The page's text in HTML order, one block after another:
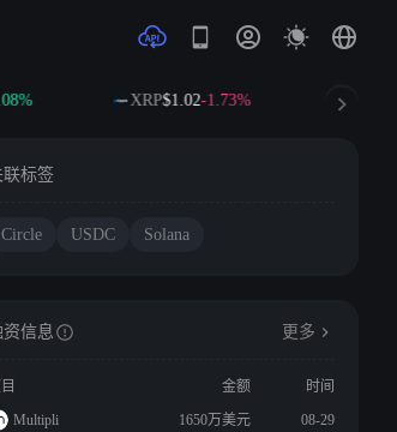
XRP$1.02-1.73%
联标签
Circle USDC Solana
资信息 更多
金额
时间
Multipli
1650万美元 08-29